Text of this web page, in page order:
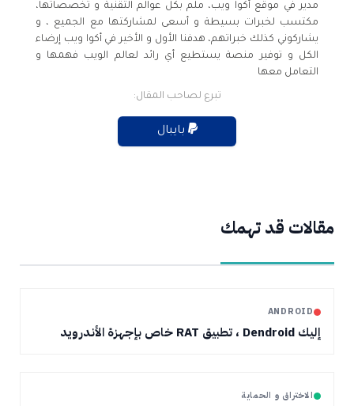
مدير في موقع أكوا ويب، ملم بكل عوالم التقنية و تخصصاتها،
مكتسب لخبرات بسيطة و أسعى لمشاركتها مع الجميع ، و
يشاركوني كذلك خبراتهم، هدفنا الأول و الأخير في أكوا ويب إرضاء
الكل و توفير منصة يستطيع أي رائد لعالم الويب فهمها و
التعامل معها
تبرع لصاحب المقال:
مقالات قد تهمك
ANDROID
إليك Dendroid ، تطبيق RAT خاص بإجهزة الأندرويد
الاختراق و الحماية